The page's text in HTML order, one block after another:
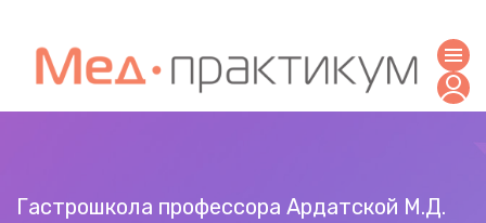
Гастрошкола профессора Ардатской М.Д.